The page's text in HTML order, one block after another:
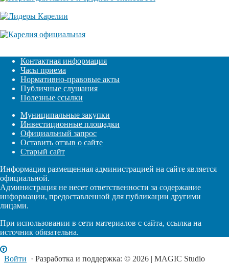
Контактная информация
Часы приема
Нормативно-правовые акты
Публичные слушания
Полезные ссылки
Муниципальные закупки
Инвестиционные площадки
Официальный запрос
Оставить отзыв о сайте
Старый сайт
Информация размещенная администрацией на сайте является
официальной.
Администрация не несет ответственности за содержание
информации, предоставленной для публикации другими
лицами.
При использовании в сети материалов с сайта, ссылка на
источник обязательна.
Войти · Разработка и поддержка: © 2026 | MAGIC Studio